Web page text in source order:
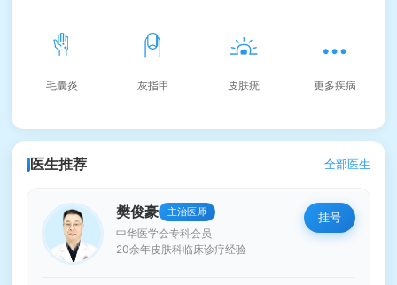
毛囊炎 灰指甲 皮肤疣 更多疾病
医生推荐 全部医生
樊俊豪 主治医师
中华医学会专科会员
20余年皮肤科临床诊疗经验
挂号